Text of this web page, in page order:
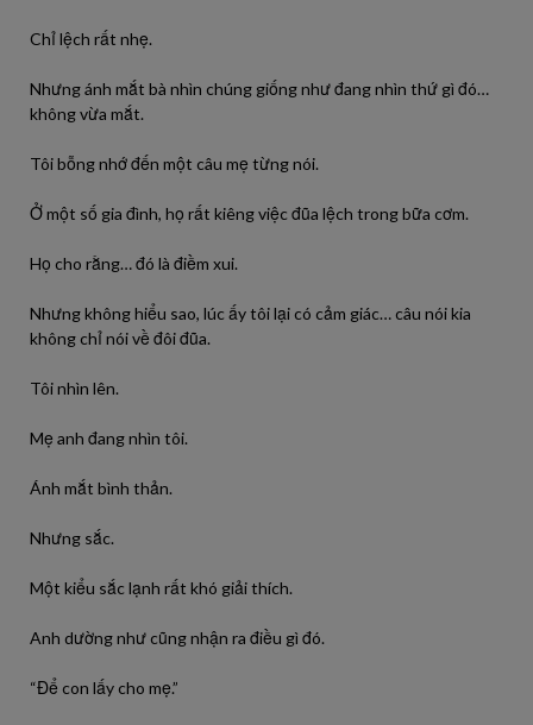
Chỉ lệch rất nhẹ.
Nhưng ánh mắt bà nhìn chúng giống như đang nhìn thứ gì đó…
không vừa mắt.
Tôi bỗng nhớ đến một câu mẹ từng nói.
Ở một số gia đình, họ rất kiêng việc đũa lệch trong bữa cơm.
Họ cho rằng… đó là điềm xui.
Nhưng không hiểu sao, lúc ấy tôi lại có cảm giác… câu nói kia
không chỉ nói về đôi đũa.
Tôi nhìn lên.
Mẹ anh đang nhìn tôi.
Ánh mắt bình thản.
Nhưng sắc.
Một kiểu sắc lạnh rất khó giải thích.
Anh dường như cũng nhận ra điều gì đó.
“Để con lấy cho mẹ.”